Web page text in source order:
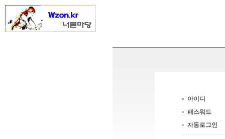
아이디
패스워드
자동로그인